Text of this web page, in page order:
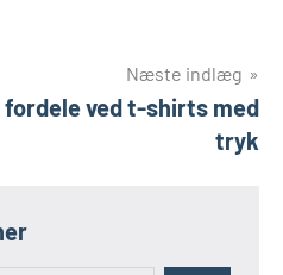
Næste indlæg
fordele ved t-shirts med
tryk